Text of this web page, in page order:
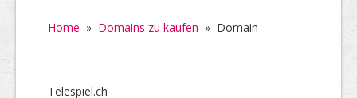
Home » Domains zu kaufen » Domain
Telespiel.ch